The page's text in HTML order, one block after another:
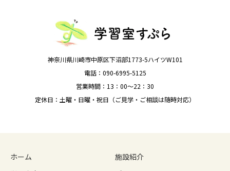
神奈川県川崎市中原区下沼部1773-5ハイツW101
電話：090-6995-5125
営業時間：13：00～22：30
定休日：土曜・日曜・祝日（ご見学・ご相談は随時対応）
ホーム
施設紹介